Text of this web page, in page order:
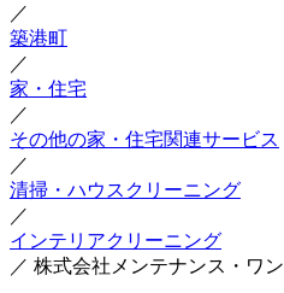
／
築港町
／
家・住宅
／
その他の家・住宅関連サービス
／
清掃・ハウスクリーニング
／
インテリアクリーニング
／ 株式会社メンテナンス・ワン